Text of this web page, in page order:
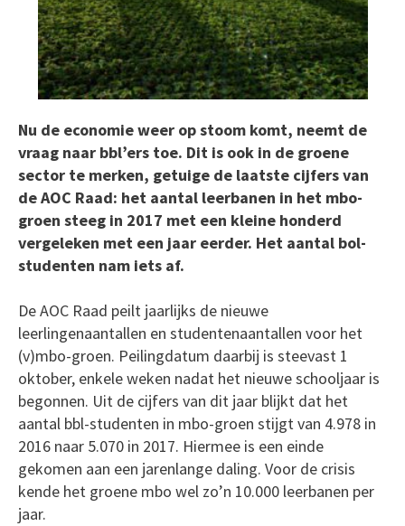
Nu de economie weer op stoom komt, neemt de
vraag naar bbl’ers toe. Dit is ook in de groene
sector te merken, getuige de laatste cijfers van
de AOC Raad: het aantal leerbanen in het mbo-
groen steeg in 2017 met een kleine honderd
vergeleken met een jaar eerder. Het aantal bol-
studenten nam iets af.
De AOC Raad peilt jaarlijks de nieuwe
leerlingenaantallen en studentenaantallen voor het
(v)mbo-groen. Peilingdatum daarbij is steevast 1
oktober, enkele weken nadat het nieuwe schooljaar is
begonnen. Uit de cijfers van dit jaar blijkt dat het
aantal bbl-studenten in mbo-groen stijgt van 4.978 in
2016 naar 5.070 in 2017. Hiermee is een einde
gekomen aan een jarenlange daling. Voor de crisis
kende het groene mbo wel zo’n 10.000 leerbanen per
jaar.